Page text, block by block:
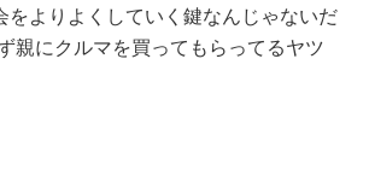
をよりよくしていく鍵なんじゃないだ
親にクルマを買ってもらってるヤツ